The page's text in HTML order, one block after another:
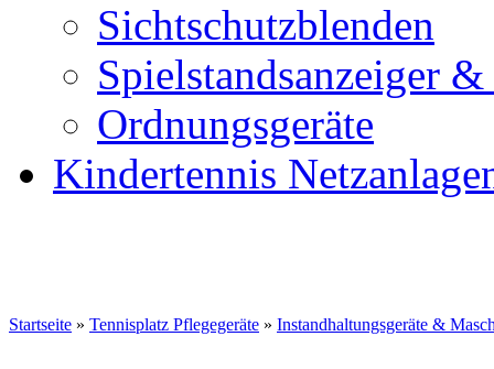
Sichtschutzblenden
Spielstandsanzeiger
Ordnungsgeräte
Kindertennis
Startseite » Tennisplatz Pflegegeräte » Instandhaltungsgeräte &